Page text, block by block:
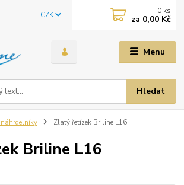
Menu
CZK
Hledat
0 ks
za 0,00 Kč
Zlatý řetízek Briline L16
Briline L16